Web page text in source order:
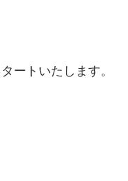
ートいたします。